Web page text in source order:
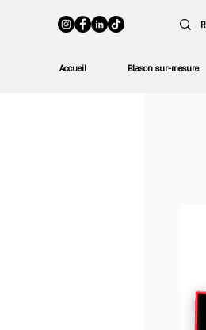
Accueil Blason sur-mesure